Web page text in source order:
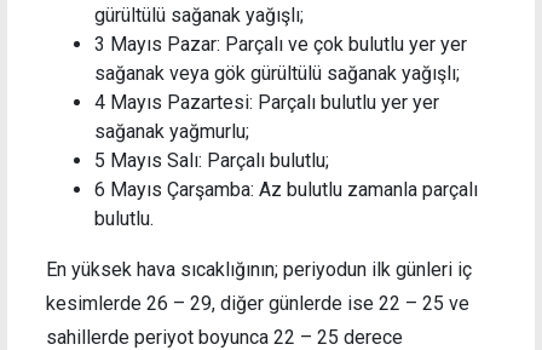
gürültülü sağanak yağışlı;
3 Mayıs Pazar: Parçalı ve çok bulutlu yer yer
sağanak veya gök gürültülü sağanak yağışlı;
4 Mayıs Pazartesi: Parçalı bulutlu yer yer
sağanak yağmurlu;
5 Mayıs Salı: Parçalı bulutlu;
6 Mayıs Çarşamba: Az bulutlu zamanla parçalı
bulutlu.
En yüksek hava sıcaklığının; periyodun ilk günleri iç
kesimlerde 26 – 29, diğer günlerde ise 22 – 25 ve
sahillerde periyot boyunca 22 – 25 derece